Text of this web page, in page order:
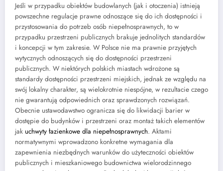
Jeśli w przypadku obiektów budowlanych (jak i otoczenia) istnieją
powszechne regulacje prawne odnoszące się do ich dostępności i
przystosowania do potrzeb osób niepełnosprawnych, to w
przypadku przestrzeni publicznych brakuje jednolitych standardów
i koncepcji w tym zakresie. W Polsce nie ma prawnie przyjętych
wytycznych odnoszących się do dostępności przestrzeni
publicznych. W niektórych polskich miastach wdrożone są
standardy dostępności przestrzeni miejskich, jednak ze względu na
swój lokalny charakter, są wielokrotnie niespójne, w rezultacie czego
nie gwarantują odpowiednich oraz sprawdzonych rozwiązań.
Obecnie ustawodawstwo ogranicza się do likwidacji barier w
dostępie do budynków i przestrzeni oraz montaż takich elementów
jak uchwyty łazienkowe dla niepełnosprawnych. Aktami
normatywnymi wprowadzono konkretne wymagania dla
zapewnienia niezbędnych warunków do użyteczności obiektów
publicznych i mieszkaniowego budownictwa wielorodzinnego